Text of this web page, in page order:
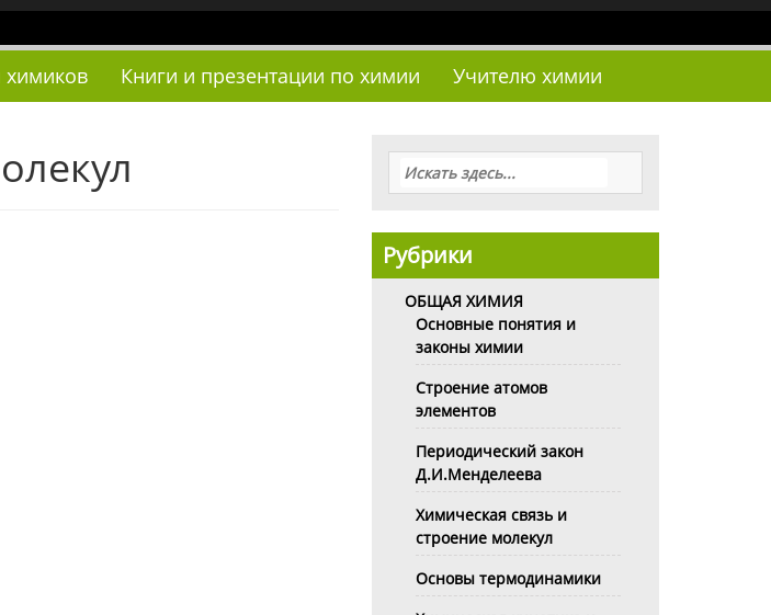
химиков Книги и презентации по химии Учителю химии
Рубрики
ОБЩАЯ ХИМИЯ
Основные понятия и
законы химии
Строение атомов
элементов
Периодический закон
Д.И.Менделеева
Химическая связь и
строение молекул
Основы термодинамики